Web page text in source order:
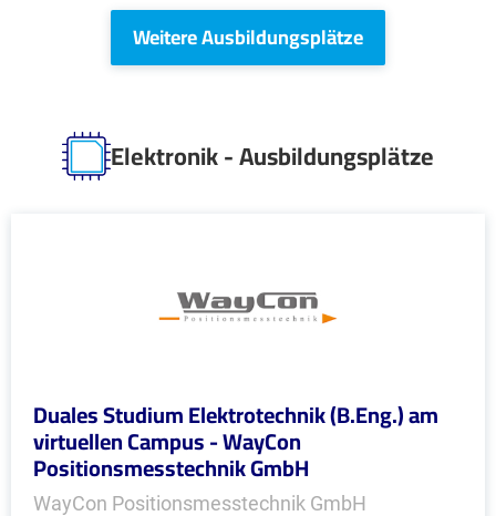
Weitere Ausbildungsplätze
Elektronik - Ausbildungsplätze
Duales Studium Elektrotechnik (B.Eng.) am
virtuellen Campus - WayCon
Positionsmesstechnik GmbH
WayCon Positionsmesstechnik GmbH